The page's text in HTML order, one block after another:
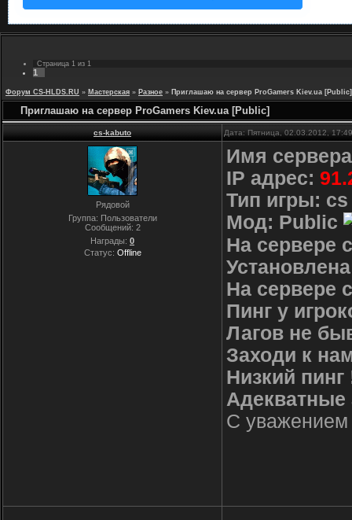
Страница 1 из 1
1
Форум CS-HLDS.RU » Мастерская » Разное » Приглашаю на сервер ProGamers Kiev.ua [Public]
Приглашаю на сервер ProGamers Kiev.ua [Public]
cs-kabuto Дата: Пятница, 02.03.2012,
Рядовой
Группа: Пользователи
Сообщений: 2
Награды: 0
Статус: Offline
Имя
IP адрес:
Тип игры: cs
Мод: Public
На сервере
На сервере
Пинг у
Лагов не
Заходи к
Низкий пинг
С